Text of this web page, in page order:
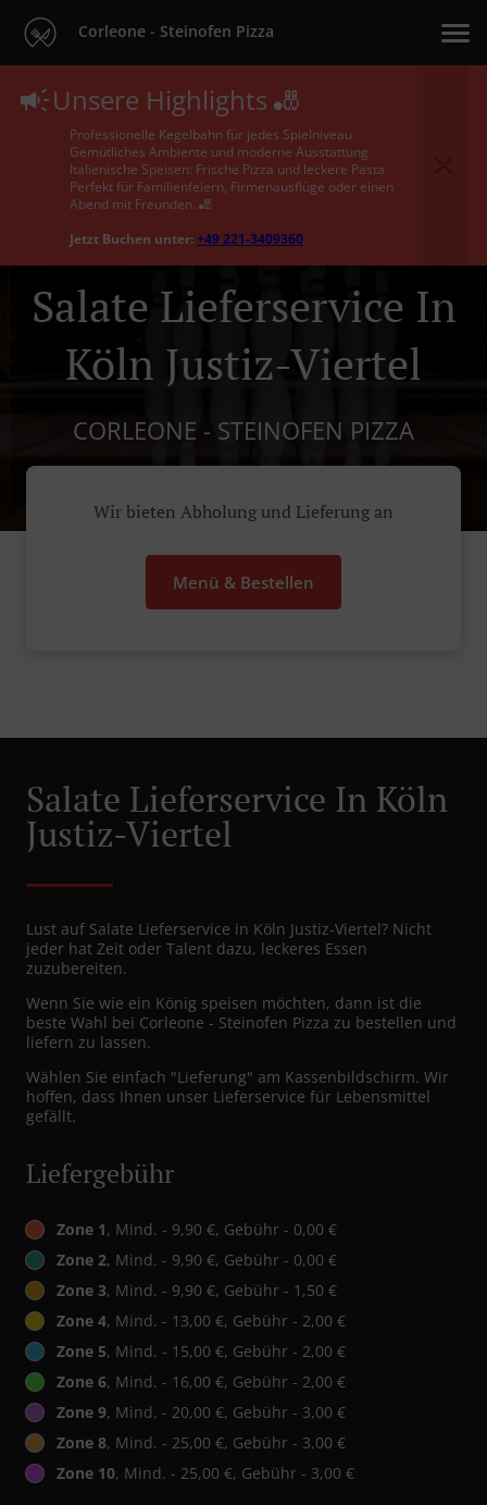
Corleone - Steinofen Pizza
Unsere Highlights 🎳
Professionelle Kegelbahn für jedes Spielniveau
Gemütliches Ambiente und moderne Ausstattung
Italienische Speisen: Frische Pizza und leckere Pasta
Perfekt für Familienfeiern, Firmenausflüge oder einen
Abend mit Freunden. 🎳
Jetzt Buchen unter:+49 221-3409360
Salate Lieferservice In
Köln Justiz-Viertel
CORLEONE - STEINOFEN PIZZA
Wir bieten Abholung und Lieferung an
Menü & Bestellen
Salate Lieferservice In Köln
Justiz-Viertel
Lust auf Salate Lieferservice in Köln Justiz-Viertel? Nicht
jeder hat Zeit oder Talent dazu, leckeres Essen
zuzubereiten.
Wenn Sie wie ein König speisen möchten, dann ist die
beste Wahl bei Corleone - Steinofen Pizza zu bestellen und
liefern zu lassen.
Wählen Sie einfach "Lieferung" am Kassenbildschirm. Wir
hoffen, dass Ihnen unser Lieferservice für Lebensmittel
gefällt.
Liefergebühr
Zone 1, Mind. - 9,90 €, Gebühr - 0,00 €
Zone 2, Mind. - 9,90 €, Gebühr - 0,00 €
Zone 3, Mind. - 9,90 €, Gebühr - 1,50 €
Zone 4, Mind. - 13,00 €, Gebühr - 2,00 €
Zone 5, Mind. - 15,00 €, Gebühr - 2,00 €
Zone 6, Mind. - 16,00 €, Gebühr - 2,00 €
Zone 9, Mind. - 20,00 €, Gebühr - 3,00 €
Zone 8, Mind. - 25,00 €, Gebühr - 3,00 €
Zone 10, Mind. - 25,00 €, Gebühr - 3,00 €